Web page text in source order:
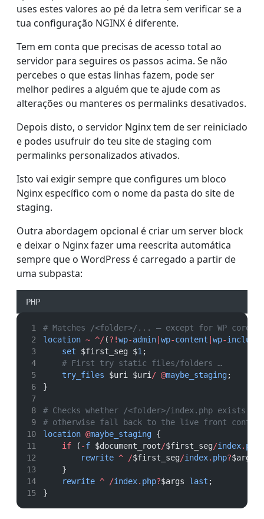
uses estes valores ao pé da letra sem verificar se a
tua configuração NGINX é diferente.
Tem em conta que precisas de acesso total ao
servidor para seguires os passos acima. Se não
percebes o que estas linhas fazem, pode ser
melhor pedires a alguém que te ajude com as
alterações ou manteres os permalinks desativados.
Depois disto, o servidor Nginx tem de ser reiniciado
e podes usufruir do teu site de staging com
permalinks personalizados ativados.
Isto vai exigir sempre que configures um bloco
Nginx específico com o nome da pasta do site de
staging.
Outra abordagem opcional é criar um server block
e deixar o Nginx fazer uma reescrita automática
sempre que o WordPress é carregado a partir de
uma subpasta:
PHP
# Matches /<folder>/... – except for WP core
location ~ ^/(?!wp-admin| wp-content wp-includes
set $first_seg $1 ;
# First try static files/folders …
try_files $uri $uri / @maybe_staging;
}
# Checks whether /<folder>/index.php
# otherwise fall back to the live front
location @maybe_staging {
if ( -f $document_root/$first_seg/index. php
rewrite ^ /$first_seg/index. php?$args
    }
rewrite ^ /index. php?$args last ;
}